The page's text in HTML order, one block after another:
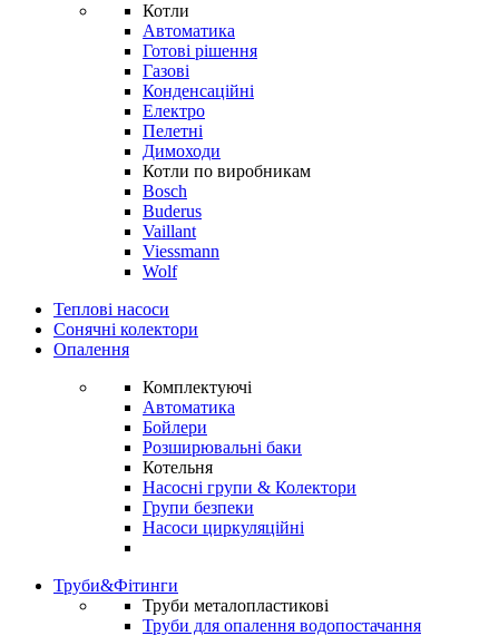
Котли
Автоматика
Готові рішення
Газові
Конденсаційні
Електро
Пелетні
Димоходи
Котли по виробникам
Bosch
Buderus
Vaillant
Viessmann
Wolf
Теплові насоси
Сонячні колектори
Опалення
Комплектуючі
Автоматика
Бойлери
Розширювальні баки
Котельня
Насосні групи & Колектори
Групи безпеки
Насоси циркуляційні
Труби&Фітинги
Труби металопластикові
Труби для опалення водопостачання